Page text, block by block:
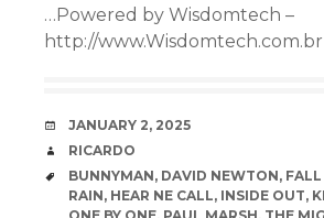
…Powered by Wisdomtech –
http://www.Wisdomtech.com.br
DATE
JANUARY 2, 2025
AUTHOR
RICARDO
TAGS
BUNNYMAN, DAVID NEWTON,
RAIN, HEAR NE CALL, INSIDE OUT,